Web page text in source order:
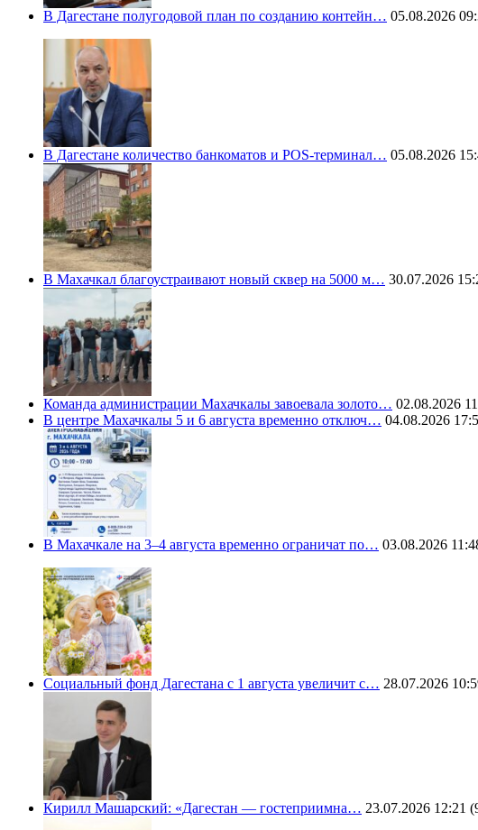
В Дагестане полугодовой план по созданию контейн… 05.08.2026
В Дагестане количество банкоматов и POS-терминал… 05.08.2026
В Махачкал благоустраивают новый сквер на 5000 м… 30.07.2026
Команда администрации Махачкалы завоевала золото… 02.08.2026
В центре Махачкалы 5 и 6 августа временно отключ… 04.08.2026
В Махачкале на 3–4 августа временно ограничат по… 03.08.2026
Социальный фонд Дагестана с 1 августа увеличит с… 28.07.2026
Кирилл Машарский: «Дагестан — гостеприимна… 23.07.2026 12:21